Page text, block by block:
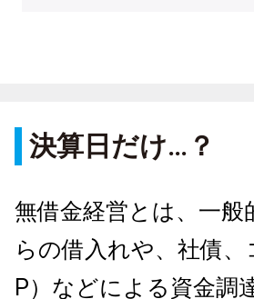
決算日だけ…？
無借金経営とは、一
らの借入れや、社債
P）などによる資金調